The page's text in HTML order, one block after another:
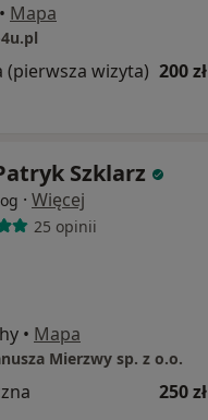
• Mapa
(pierwsza wizyta) 200 zł
Szklarz
· Więcej
25 opinii
• Mapa
Mierzwy sp. z o.o.
250 zł